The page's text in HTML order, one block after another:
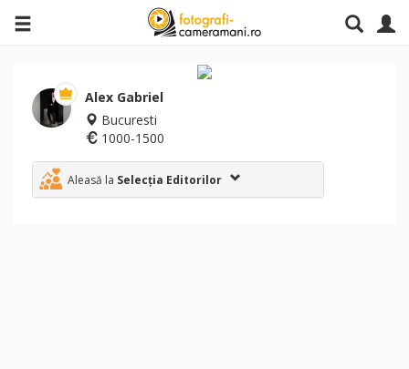
Alex Gabriel
Bucuresti
1000-1500
Aleasă la Selecția Editorilor